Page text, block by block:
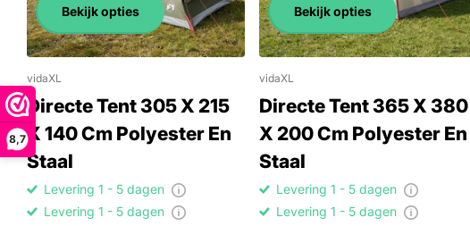
8,7
Bekijk opties
vidaXL
Directe Tent 305 X 215
X 140 Cm Polyester En
Staal
Levering 1 - 5 dagen
Levering 1 - 5 dagen
Bekijk opties
vidaXL
Directe Tent 365 X 380
X 200 Cm Polyester En
Staal
Levering 1 - 5 dagen
Levering 1 - 5 dagen